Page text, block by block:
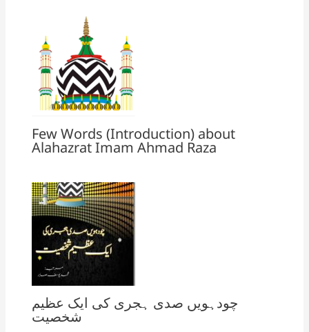
Few Words (Introduction) about
Alahazrat Imam Ahmad Raza
چودہویں صدی ہجری کی ایک عظیم
شخصیت